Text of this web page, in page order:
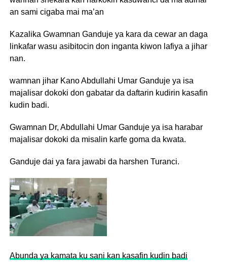
an sami cigaba mai ma’an
Kazalika Gwamnan Ganduje ya kara da cewar an daga
linkafar wasu asibitocin don inganta kiwon lafiya a jihar
nan.
wamnan jihar Kano Abdullahi Umar Ganduje ya isa
majalisar dokoki don gabatar da daftarin kudirin kasafin
kudin badi.
Gwamnan Dr, Abdullahi Umar Ganduje ya isa harabar
majalisar dokoki da misalin karfe goma da kwata.
Ganduje dai ya fara jawabi da harshen Turanci.
Abunda ya kamata ku sani kan kasafin kudin badi